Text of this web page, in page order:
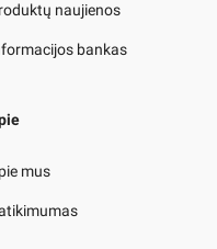
naujienos
bankas
mus